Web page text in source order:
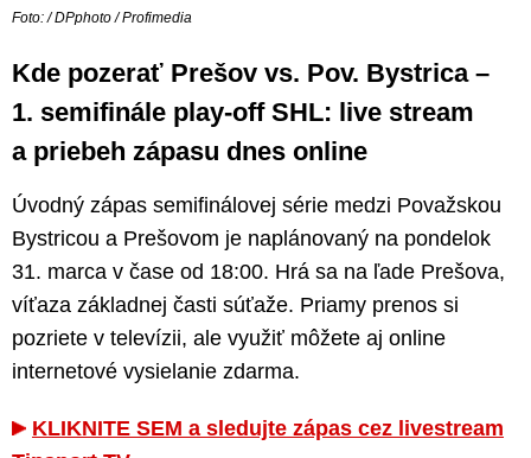
Foto: / DPphoto / Profimedia
Kde pozerať Prešov vs. Pov. Bystrica –
1. semifinále play-off SHL: live stream
a priebeh zápasu dnes online
Úvodný zápas semifinálovej série medzi Považskou
Bystricou a Prešovom je naplánovaný na pondelok
31. marca v čase od 18:00. Hrá sa na ľade Prešova,
víťaza základnej časti súťaže. Priamy prenos si
pozriete v televízii, ale využiť môžete aj online
internetové vysielanie zdarma.
KLIKNITE SEM a sledujte zápas cez livestream